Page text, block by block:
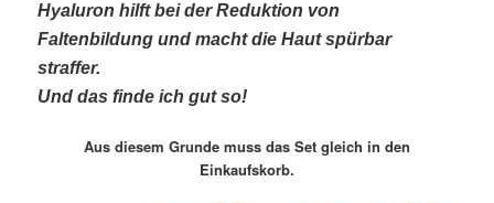
Hyaluron hilft bei der Reduktion von
Faltenbildung und macht die Haut spürbar
straffer.
Und das finde ich gut so!
Aus diesem Grunde muss das Set gleich in den
Einkaufskorb.